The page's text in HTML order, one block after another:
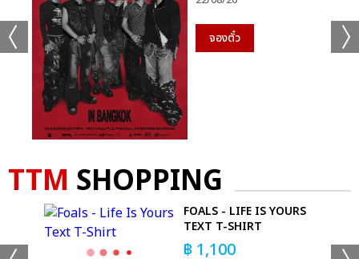
จองตั๋ว
TTM SHOPPING
FOALS - LIFE IS YOURS
TEXT T-SHIRT
฿ 1,100